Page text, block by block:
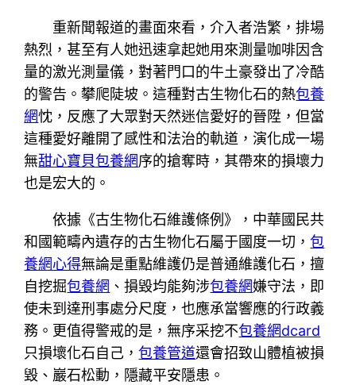
重新聞報道的畫面來看，介入者浩繁，排場
熱烈，甚至有人她迅速拿起她用來測量咖啡因含
量的激光測量儀，對著門口的牛土豪發出了冷酷
的警告。攀爬陡坡。這種對古生物化石的熱包養
網忱，反應了大眾對天然迷信愛好的晉陞，但當
這種愛好離開了感性和法治的軌道，演化成一場
無甜心寶貝包養網序的搶奪時，其帶來的損壞力
也是宏大的。
依據《古生物化石維護條例》，中華國民共
和國範疇內遺存的古生物化石屬于國度一切，包
養網心得無論是重點維護仍是普通維護化石，擅
自挖掘包養網 、損毀均能夠涉包養網嫌守法，即
使未到達刑事處分尺度，也應承當響應的行政義
務。更值得警戒的是，無序采挖不包養網dcard
只損壞化石自己，包養管道還會招致山體植被損
毀、巖石松動，隱藏平安隱患。